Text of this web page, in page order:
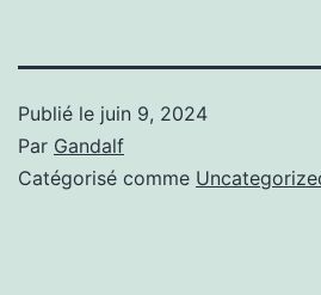
Publié le juin 9, 2024
Par Gandalf
Catégorisé comme